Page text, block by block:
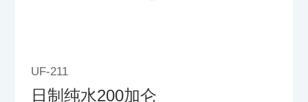
UF-211
日制纯水200加仑